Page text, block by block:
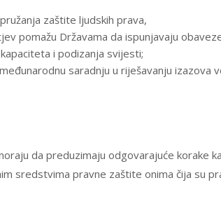
zaštite ljudskih prava,
pomažu Državama da ispunjavaju
i podizanja svijesti;
saradnju u riješavanju izazova
da preduzimaju odgovarajuće korake
sredstvima pravne zaštite onima čija su